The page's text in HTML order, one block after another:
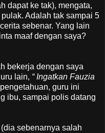
dapat ke tak), mengata,
Adalah tak sampai 5
sebenar. Yang lain
maaf dengan saya?
bekerja dengan saya
lain, “ Ingatkan Fauzia
guru ini
ibu, sampai polis datang
sebenarnya salah